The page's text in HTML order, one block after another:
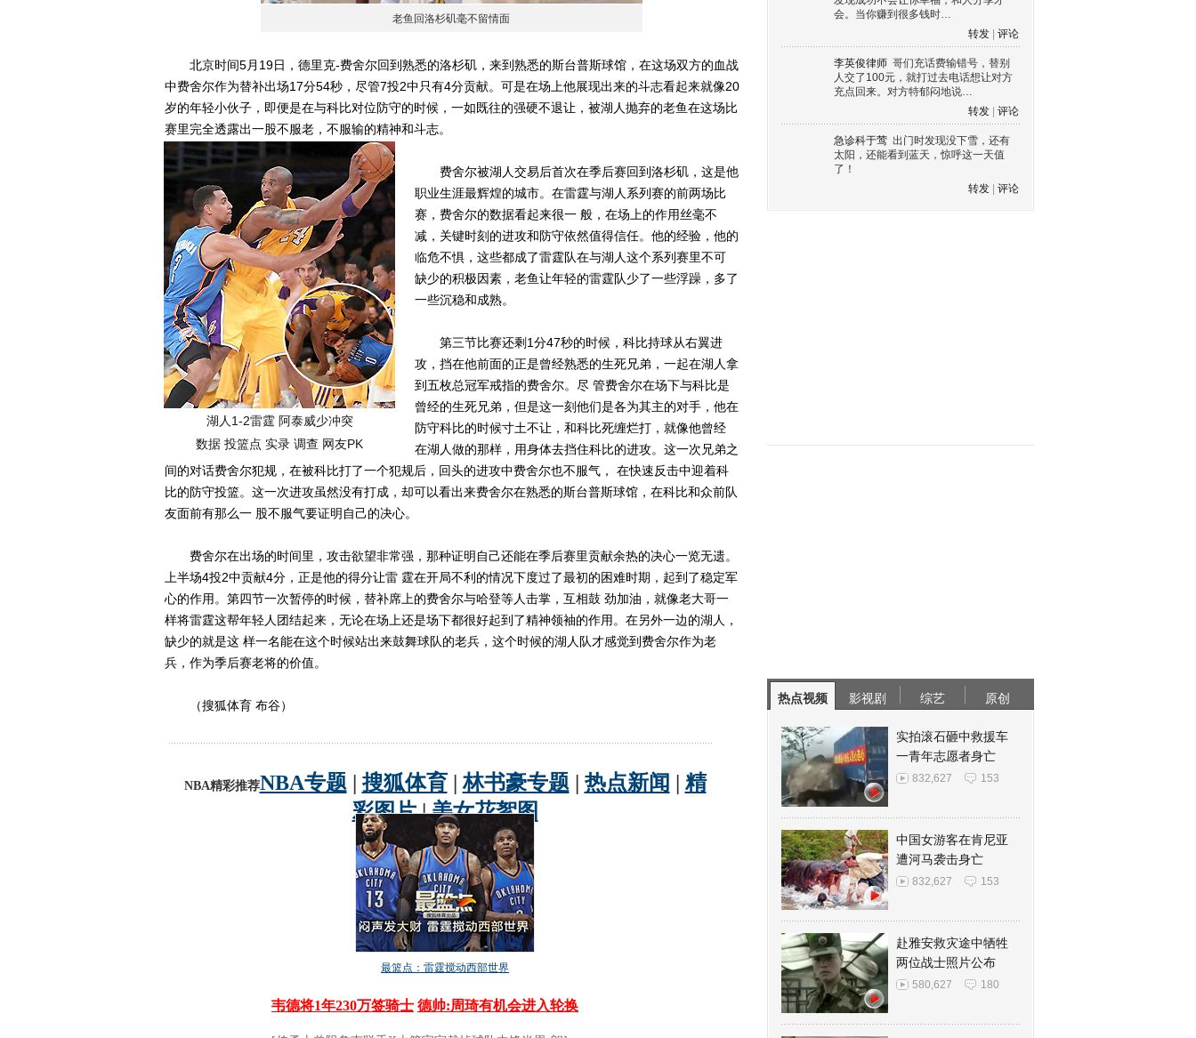
老鱼回洛杉矶毫不留情面
北京时间5月19日，德里克-费舍尔回到熟悉的洛杉矶，来到熟悉的斯台普斯球馆，在这场双方的血战
中费舍尔作为替补出场17分54秒，尽管7投2中只有4分贡献。可是在场上他展现出来的斗志看起来就像20
岁的年轻小伙子，即便是在与科比对位防守的时候，一如既往的强硬不退让，被湖人抛弃的老鱼在这场比
赛里完全透露出一股不服老，不服输的精神和斗志。
湖人1-2雷霆 阿泰威少冲突
数据 投篮点 实录 调查 网友PK
费舍尔被湖人交易后首次在季后赛回到洛杉矶，这是他
职业生涯最辉煌的城市。在雷霆与湖人系列赛的前两场比
赛，费舍尔的数据看起来很一 般，在场上的作用丝毫不
减，关键时刻的进攻和防守依然值得信任。他的经验，他的
临危不惧，这些都成了雷霆队在与湖人这个系列赛里不可
缺少的积极因素，老鱼让年轻的雷霆队少了一些浮躁，多了
一些沉稳和成熟。
第三节比赛还剩1分47秒的时候，科比持球从右翼进
攻，挡在他前面的正是曾经熟悉的生死兄弟，一起在湖人拿
到五枚总冠军戒指的费舍尔。尽 管费舍尔在场下与科比是
曾经的生死兄弟，但是这一刻他们是各为其主的对手，他在
防守科比的时候寸土不让，和科比死缠烂打，就像他曾经
在湖人做的那样，用身体去挡住科比的进攻。这一次兄弟之
间的对话费舍尔犯规，在被科比打了一个犯规后，回头的进攻中费舍尔也不服气， 在快速反击中迎着科
比的防守投篮。这一次进攻虽然没有打成，却可以看出来费舍尔在熟悉的斯台普斯球馆，在科比和众前队
友面前有那么一 股不服气要证明自己的决心。
费舍尔在出场的时间里，攻击欲望非常强，那种证明自己还能在季后赛里贡献余热的决心一览无遗。
上半场4投2中贡献4分，正是他的得分让雷 霆在开局不利的情况下度过了最初的困难时期，起到了稳定军
心的作用。第四节一次暂停的时候，替补席上的费舍尔与哈登等人击掌，互相鼓 劲加油，就像老大哥一
样将雷霆这帮年轻人团结起来，无论在场上还是场下都很好起到了精神领袖的作用。在另外一边的湖人，
缺少的就是这 样一名能在这个时候站出来鼓舞球队的老兵，这个时候的湖人队才感觉到费舍尔作为老
兵，作为季后赛老将的价值。
（搜狐体育 布谷）
会。当你赚到很多钱时…
转发
评论
李英俊律师 哥们充话费输错号，替别
人交了100元，就打过去电话想让对方
充点回来。对方特郁闷地说…
转发
评论
急诊科于莺 出门时发现没下雪，还有
太阳，还能看到蓝天，惊呼这一天值
了！
转发
评论
热点视频 影视剧 综艺 原创
实拍滚石砸中救援车
一青年志愿者身亡
832,627 153
中国女游客在肯尼亚
遭河马袭击身亡
832,627 153
赴雅安救灾途中牺牲
两位战士照片公布
580,627 180